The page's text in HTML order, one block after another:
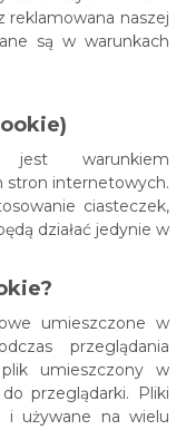
reklamowana naszej
są w warunkach
jest warunkiem
stron internetowych.
ciasteczek,
działać jedynie w
umieszczone w
przeglądania
umieszczony w
przeglądarki. Pliki
i używane na wielu